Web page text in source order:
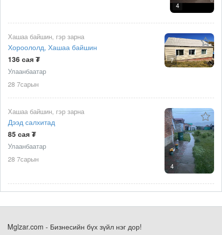
4
7
Хашаа байшин, гэр зарна
Хороололд, Хашаа байшин
136 сая ₮
Улаанбаатар
28 7сарын
4
Хашаа байшин, гэр зарна
Дээд салхитад
85 сая ₮
Улаанбаатар
28 7сарын
Mglzar.com - Бизнесийн бүх зүйл нэг дор!